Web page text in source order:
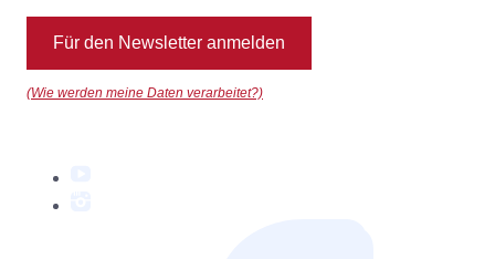
Für den Newsletter anmelden
(Wie werden meine Daten verarbeitet?)